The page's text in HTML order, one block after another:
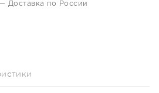
Доставка по России